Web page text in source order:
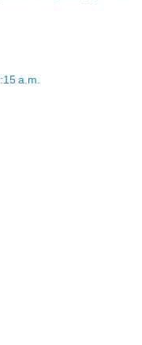
a.m.